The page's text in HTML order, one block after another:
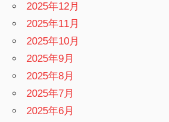
2025年12月
2025年11月
2025年10月
2025年9月
2025年8月
2025年7月
2025年6月